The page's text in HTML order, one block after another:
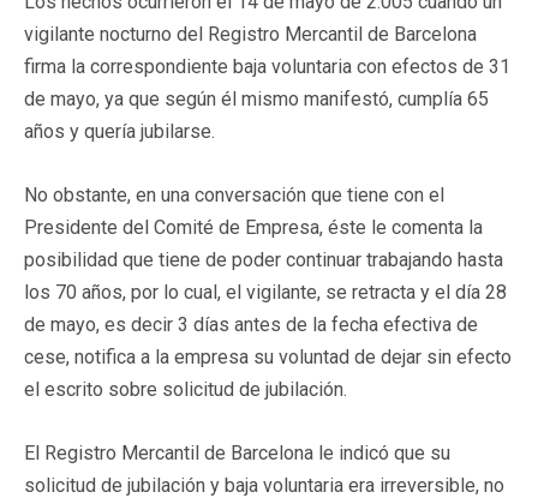
vigilante nocturno del Registro Mercantil de Barcelona
firma la correspondiente baja voluntaria con efectos de 31
de mayo, ya que según él mismo manifestó, cumplía 65
años y quería jubilarse.
No obstante, en una conversación que tiene con el
Presidente del Comité de Empresa, éste le comenta la
posibilidad que tiene de poder continuar trabajando hasta
los 70 años, por lo cual, el vigilante, se retracta y el día 28
de mayo, es decir 3 días antes de la fecha efectiva de
cese, notifica a la empresa su voluntad de dejar sin efecto
el escrito sobre solicitud de jubilación.
El Registro Mercantil de Barcelona le indicó que su
solicitud de jubilación y baja voluntaria era irreversible, no